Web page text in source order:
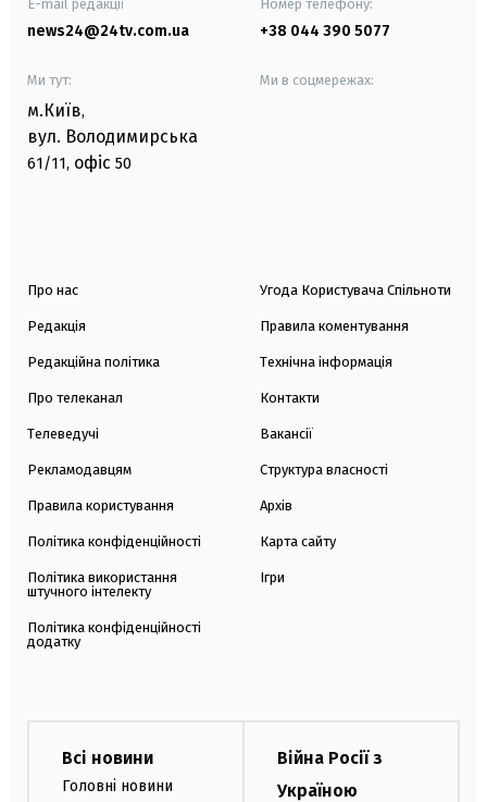
E-mail редакції
news24@24tv.com.ua
Номер телефону:
+38 044 390 5077
Ми тут:
м.Київ,
вул. Володимирська
61/11, офіс 50
Ми в соцмережах:
Про нас
Редакція
Редакційна політика
Про телеканал
Телеведучі
Рекламодавцям
Правила користування
Політика конфіденційності
Політика використання
штучного інтелекту
Політика конфіденційності
додатку
Угода Користувача Спільноти
Правила коментування
Технічна інформація
Контакти
Вакансії
Структура власності
Архів
Карта сайту
Ігри
Всі новини
Головні новини
Війна Росії з
Україною